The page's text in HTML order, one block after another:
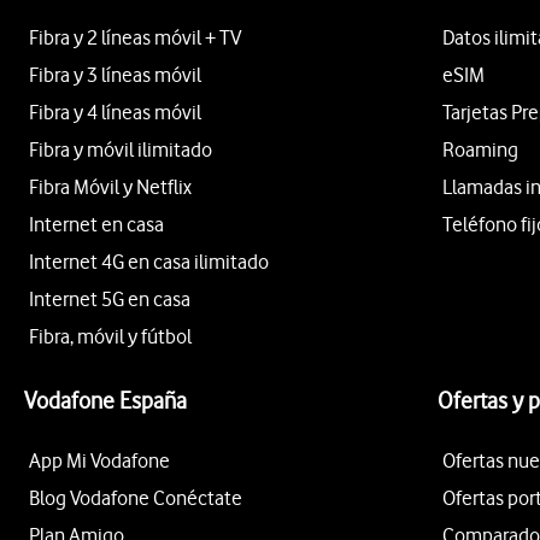
Fibra y 2 líneas móvil + TV
Fibra y 3 líneas móvil
Fibra y 4 líneas móvil
Fibra y móvil ilimitado
Fibra Móvil y Netflix
Internet en casa
Internet 4G en casa ilimitado
Internet 5G en casa
Fibra, móvil y fútbol
Datos
eSIM
Tarjetas
Roaming
Llamadas
Teléfono
Vodafone España
App Mi Vodafone
Blog Vodafone Conéctate
Plan Amigo
Ofertas y
Ofertas
Ofertas